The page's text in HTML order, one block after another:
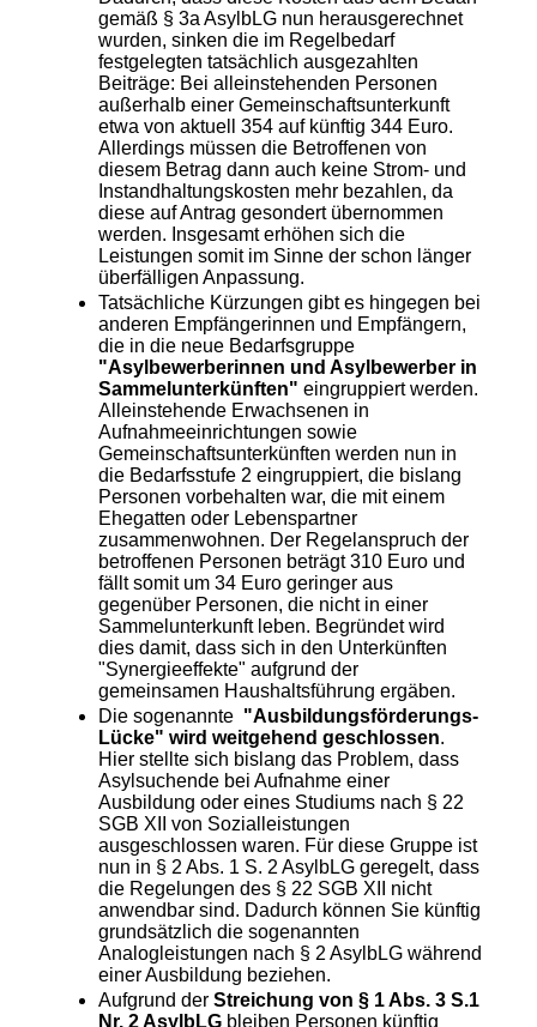
gemäß § 3a AsylbLG nun herausgerechnet
wurden, sinken die im Regelbedarf
festgelegten tatsächlich ausgezahlten
Beiträge: Bei alleinstehenden Personen
außerhalb einer Gemeinschaftsunterkunft
etwa von aktuell 354 auf künftig 344 Euro.
Allerdings müssen die Betroffenen von
diesem Betrag dann auch keine Strom- und
Instandhaltungskosten mehr bezahlen, da
diese auf Antrag gesondert übernommen
werden. Insgesamt erhöhen sich die
Leistungen somit im Sinne der schon länger
überfälligen Anpassung.
Tatsächliche Kürzungen gibt es hingegen bei
anderen Empfängerinnen und Empfängern,
die in die neue Bedarfsgruppe
"Asylbewerberinnen und Asylbewerber in
Sammelunterkünften" eingruppiert werden.
Alleinstehende Erwachsenen in
Aufnahmeeinrichtungen sowie
Gemeinschaftsunterkünften werden nun in
die Bedarfsstufe 2 eingruppiert, die bislang
Personen vorbehalten war, die mit einem
Ehegatten oder Lebenspartner
zusammenwohnen. Der Regelanspruch der
betroffenen Personen beträgt 310 Euro und
fällt somit um 34 Euro geringer aus
gegenüber Personen, die nicht in einer
Sammelunterkunft leben. Begründet wird
dies damit, dass sich in den Unterkünften
"Synergieeffekte" aufgrund der
gemeinsamen Haushaltsführung ergäben.
Die sogenannte "Ausbildungsförderungs-
Lücke" wird weitgehend geschlossen.
Hier stellte sich bislang das Problem, dass
Asylsuchende bei Aufnahme einer
Ausbildung oder eines Studiums nach § 22
SGB XII von Sozialleistungen
ausgeschlossen waren. Für diese Gruppe ist
nun in § 2 Abs. 1 S. 2 AsylbLG geregelt, dass
die Regelungen des § 22 SGB XII nicht
anwendbar sind. Dadurch können Sie künftig
grundsätzlich die sogenannten
Analogleistungen nach § 2 AsylbLG während
einer Ausbildung beziehen.
Aufgrund derStreichung von § 1 Abs. 3 S.1
Nr. 2 AsylbLG bleiben Personen künftig